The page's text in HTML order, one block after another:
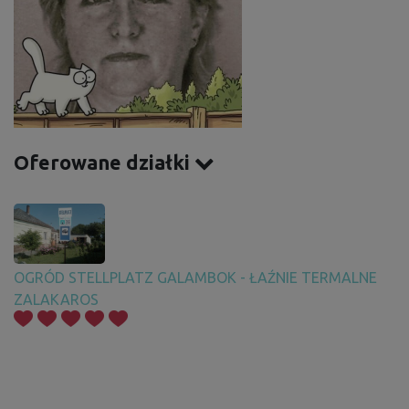
Oferowane działki
OGRÓD STELLPLATZ GALAMBOK - ŁAŹNIE TERMALNE
ZALAKAROS